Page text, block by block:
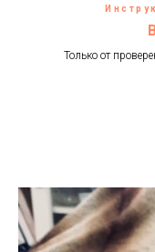
Только от